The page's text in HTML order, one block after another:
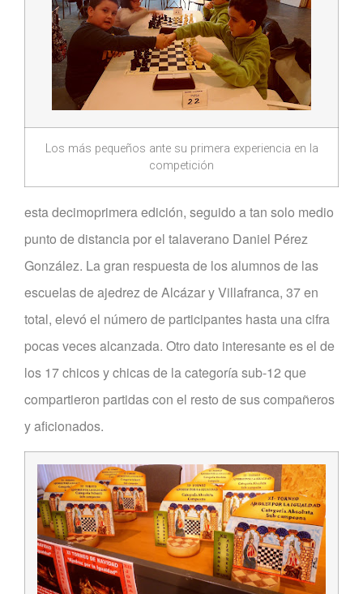
Los más pequeños ante su primera experiencia en la
competición
esta decimoprimera edición, seguido a tan solo medio
punto de distancia por el talaverano Daniel Pérez
González. La gran respuesta de los alumnos de las
escuelas de ajedrez de Alcázar y Villafranca, 37 en
total, elevó el número de participantes hasta una cifra
pocas veces alcanzada. Otro dato interesante es el de
los 17 chicos y chicas de la categoría sub-12 que
compartieron partidas con el resto de sus compañeros
y aficionados.